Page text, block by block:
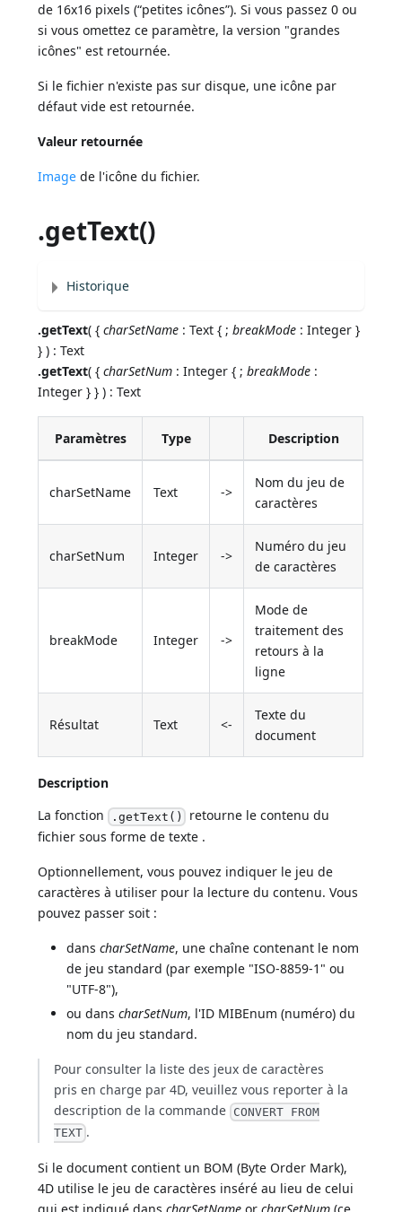
de 16x16 pixels (“petites icônes”). Si vous passez 0 ou
si vous omettez ce paramètre, la version "grandes
icônes" est retournée.
Si le fichier n'existe pas sur disque, une icône par
défaut vide est retournée.
Valeur retournée
Image de l'icône du fichier.
.getText()
Historique
.getText( {charSetName : Text { ;breakMode : Integer }
} ) : Text
.getText( {charSetNum : Integer { ;breakMode :
Integer } } ) : Text
Paramètres Type Description
charSetName Text ->
Nom du jeu de
caractères
charSetNum Integer ->
Numéro du jeu
de caractères
breakMode Integer ->
Mode de
traitement des
retours à la
ligne
Résultat Text <-
Texte du
document
Description
La fonction .getText() retourne le contenu du
fichier sous forme de texte .
Optionnellement, vous pouvez indiquer le jeu de
caractères à utiliser pour la lecture du contenu. Vous
pouvez passer soit :
danscharSetName, une chaîne contenant le nom
de jeu standard (par exemple "ISO-8859-1" ou
"UTF-8"),
ou danscharSetNum, l'ID MIBEnum (numéro) du
nom du jeu standard.
Pour consulter la liste des jeux de caractères
pris en charge par 4D, veuillez vous reporter à la
description de la commande CONVERT FROM
TEXT .
Si le document contient un BOM (Byte Order Mark),
4D utilise le jeu de caractères inséré au lieu de celui
qui est indiqué danscharSetName orcharSetNum (ce